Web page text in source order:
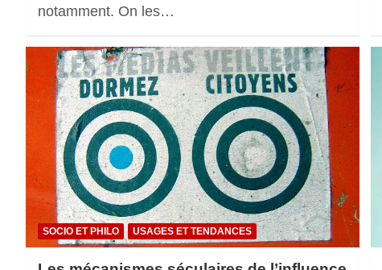
notamment. On les…
SOCIO ET PHILO USAGES ET TENDANCES